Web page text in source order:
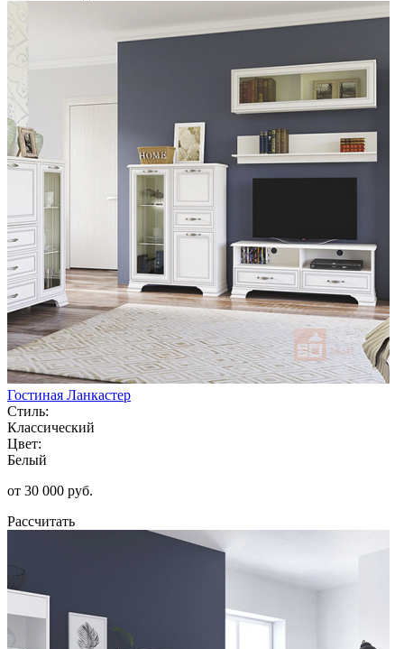
Гостиная Ланкастер
Стиль:
Классический
Цвет:
Белый
от 30 000 руб.
Рассчитать